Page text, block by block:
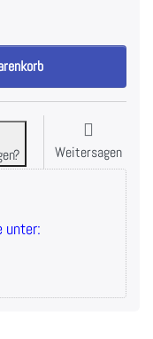
zu 2.998,00 €, Menge 1.
Weitersagen
unter: